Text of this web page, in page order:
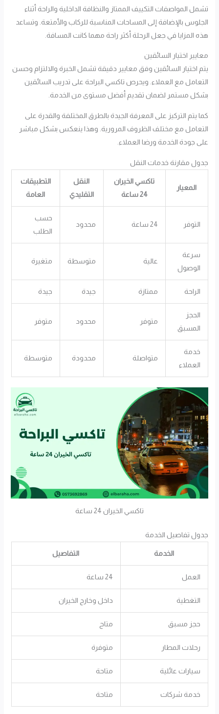
تشمل المواصفات التكييف الممتاز والنظافة الداخلية والراحة أثناء
الجلوس بالإضافة إلى المساحات المناسبة للركاب والأمتعة. وتساعد
هذه المزايا في جعل الرحلة أكثر راحة مهما كانت المسافة.
معايير اختيار السائقين
يتم اختيار السائقين وفق معايير دقيقة تشمل الخبرة والالتزام وحسن
التعامل مع العملاء. ويحرص تاكسي البراحة على تدريب السائقين
بشكل مستمر لضمان تقديم أفضل مستوى من الخدمة.
كما يتم التركيز على المعرفة الجيدة بالطرق المختلفة والقدرة على
التعامل مع مختلف الظروف المرورية. وهذا ينعكس بشكل مباشر
على جودة الخدمة ورضا العملاء.
جدول مقارنة خدمات النقل
المعيار
تاكسي الخيران
24 ساعة
النقل
التقليدي
التطبيقات
العامة
التوفر 24 ساعة محدود
حسب
الطلب
سرعة
الوصول
عالية متوسطة متغيرة
الراحة ممتازة جيدة جيدة
الحجز
المسبق
متوفر محدود متوفر
خدمة
العملاء
متواصلة محدودة متوسطة
تاكسي الخيران 24 ساعة
جدول تفاصيل الخدمة
الخدمة التفاصيل
العمل 24 ساعة
التغطية داخل وخارج الخيران
حجز مسبق متاح
رحلات المطار متوفرة
سيارات عائلية متاحة
خدمة شركات متاحة